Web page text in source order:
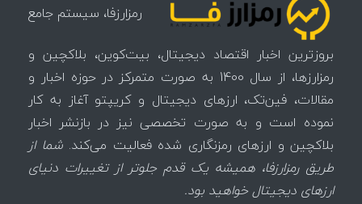
رمزارزفا، سیستم جامع
بروزترین اخبار اقتصاد دیجیتال، بیت‌کوین، بلاکچین و
رمزارزها، از سال 1400 به صورت متمرکز در حوزه اخبار و
مقالات، فین‌تک، ارزهای‌ دیجیتال و کریپتو آغاز به کار
نموده است و به صورت تخصصی نیز در بازنشر اخبار
بلاکچین و ارزهای رمزنگاری شده فعالیت می‌کند.شما از
طریق رمزارزفا، همیشه یک قدم جلوتر از تغییرات دنیای
ارزهای دیجیتال خواهید بود.